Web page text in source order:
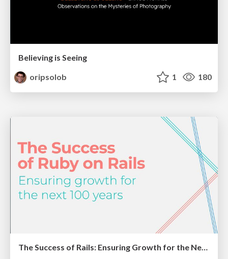
Believing is Seeing
oripsolob
1 180
The Success of Rails: Ensuring Growth for the Next 100 Years